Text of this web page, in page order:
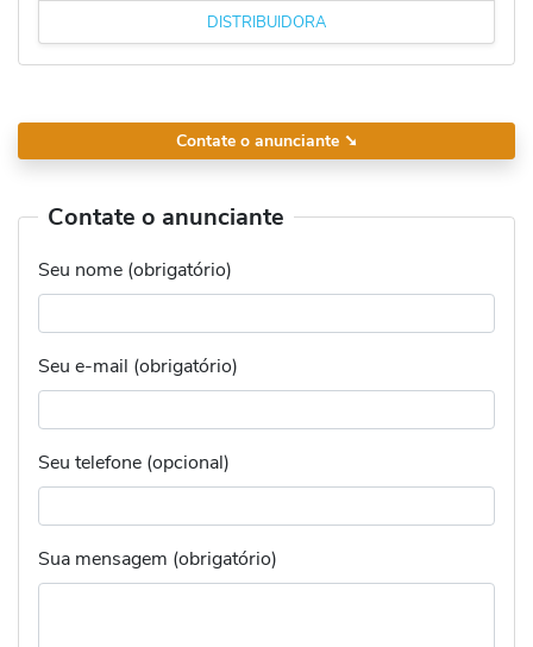
DISTRIBUIDORA
Contate o anunciante ➘
Contate o anunciante
Seu nome (obrigatório)
Seu e-mail (obrigatório)
Seu telefone (opcional)
Sua mensagem (obrigatório)